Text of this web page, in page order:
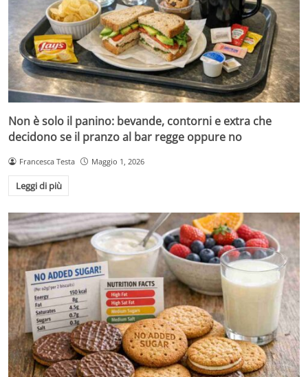
Non è solo il panino: bevande, contorni e extra che
decidono se il pranzo al bar regge oppure no
Francesca Testa Maggio 1, 2026
Leggi di più